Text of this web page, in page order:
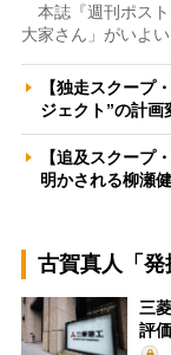
本誌『週刊ポスト
大家さん」がいよ
【独走スクープ
ジェクト”の計
【追及スクープ
明かされる柳瀬
古賀真人「発
三
評